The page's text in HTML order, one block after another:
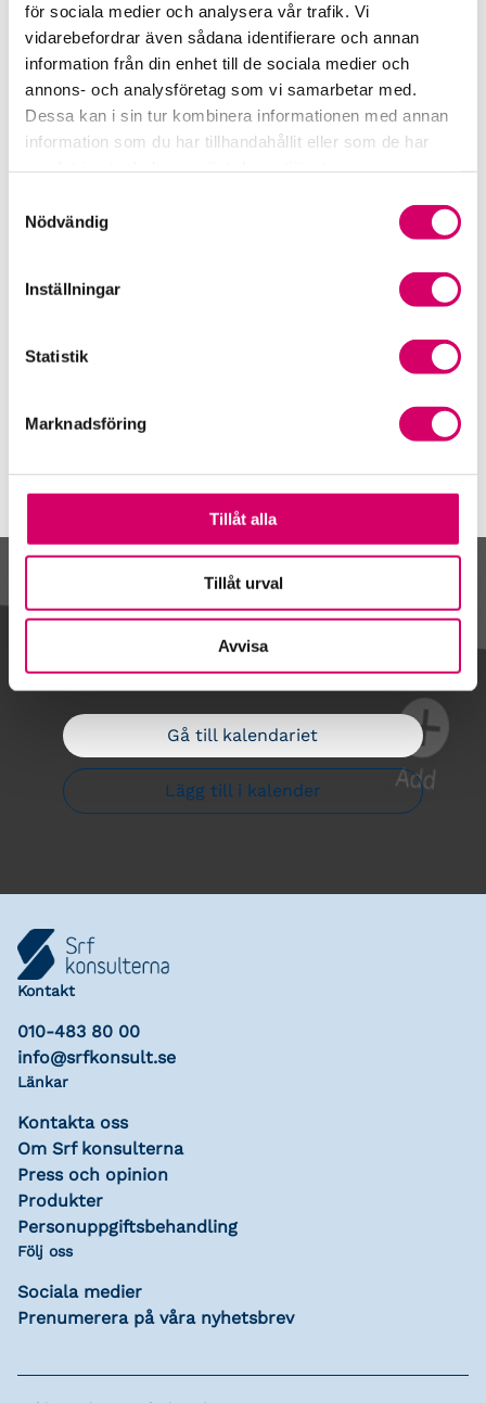
för sociala medier och analysera vår trafik. Vi
vidarebefordrar även sådana identifierare och annan
information från din enhet till de sociala medier och
annons- och analysföretag som vi samarbetar med.
Dessa kan i sin tur kombinera informationen med annan
information som du har tillhandahållit eller som de har
Nödvändig
Inställningar
Statistik
Marknadsföring
Tillåt alla
Tillåt urval
Avvisa
Viktiga dagar till din kalender
Kalendarium
Viktiga branschfrågor
Karriär för redovisningskonsulter
Medlemsrabatter från våra Srf Partners
Validera lönekurser – för utbildningsleverantörer
Gå till kalendariet
Lägg till i kalender
Kontakt
010-483 80 00
info@srfkonsult.se
Länkar
Kontakta oss
Om Srf konsulterna
Press och opinion
Produkter
Personuppgiftsbehandling
Följ oss
Sociala medier
Prenumerera på våra nyhetsbrev